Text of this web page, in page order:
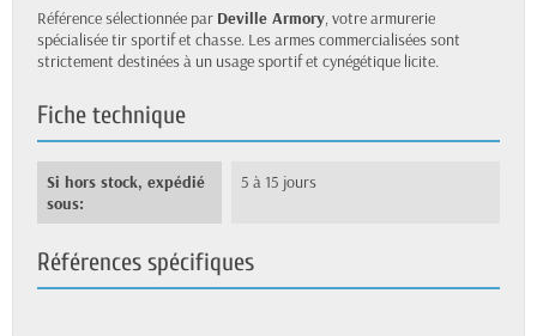
Référence sélectionnée par Deville Armory, votre armurerie
spécialisée tir sportif et chasse. Les armes commercialisées sont
strictement destinées à un usage sportif et cynégétique licite.
Fiche technique
Si hors stock, expédié
sous:
5 à 15 jours
Références spécifiques